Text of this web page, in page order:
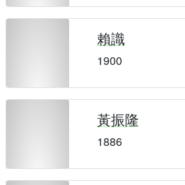
賴識
1900
黃振隆
1886